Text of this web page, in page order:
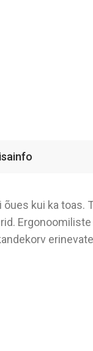
kui ka toas.